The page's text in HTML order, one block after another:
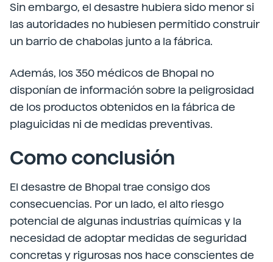
Sin embargo, el desastre hubiera sido menor si
las autoridades no hubiesen permitido construir
un barrio de chabolas junto a la fábrica.
Además, los 350 médicos de Bhopal no
disponían de información sobre la peligrosidad
de los productos obtenidos en la fábrica de
plaguicidas ni de medidas preventivas.
Como conclusión
El desastre de Bhopal trae consigo dos
consecuencias. Por un lado, el alto riesgo
potencial de algunas industrias químicas y la
necesidad de adoptar medidas de seguridad
concretas y rigurosas nos hace conscientes de